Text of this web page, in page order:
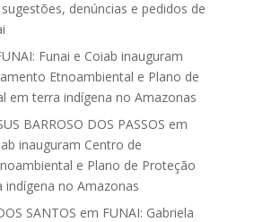
denúncias e pedidos de
Funai e Coiab inauguram
Etnoambiental e Plano de
em terra indígena no Amazonas
BARROSO DOS PASSOS em
inauguram Centro de
e Plano de Proteção
no Amazonas
SANTOS em FUNAI: Gabriela